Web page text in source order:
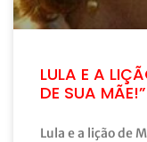
LULA E A
DE SUA MÃE!”
Lula e a lição de